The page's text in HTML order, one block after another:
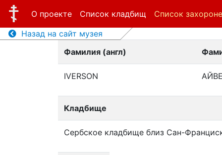
О проекте Список кладбищ
Список
Назад на сайт музея
Фамилия (англ)
IVERSON
Кладбище
Сербское кладбище близ Сан-